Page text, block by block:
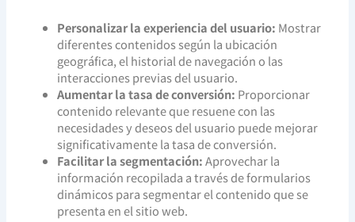
Personalizar la experiencia del usuario: Mostrar
diferentes contenidos según la ubicación
geográfica, el historial de navegación o las
interacciones previas del usuario.
Aumentar la tasa de conversión: Proporcionar
contenido relevante que resuene con las
necesidades y deseos del usuario puede mejorar
significativamente la tasa de conversión.
Facilitar la segmentación:Aprovechar la
información recopilada a través de formularios
dinámicos para segmentar el contenido que se
presenta en el sitio web.